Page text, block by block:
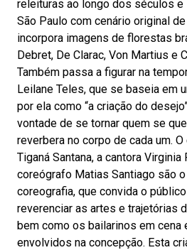
releituras ao longo dos séculos
São Paulo com cenário original
incorpora imagens de florestas
Debret, De Clarac, Von Martius e
Também passa a figurar na
Leilane Teles, que se baseia em
por ela como “a criação do
vontade de se tornar quem se
reverbera no corpo de cada um.
Tiganá Santana, a cantora
coreógrafo Matias Santiago são
coreografia, que convida o
reverenciar as artes e trajetórias
bem como os bailarinos em
envolvidos na concepção. Esta